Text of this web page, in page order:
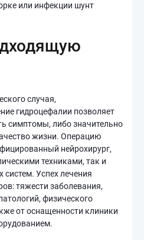
или инфекции шунт
случая,
гидроцефалии позволяет
симптомы, либо значительно
жизни. Операцию
нейрохирург,
техниками, так и
Успех лечения
тяжести заболевания,
физического
от оснащенности клиники